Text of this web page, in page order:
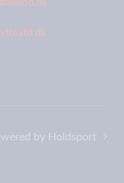
by Holdsport